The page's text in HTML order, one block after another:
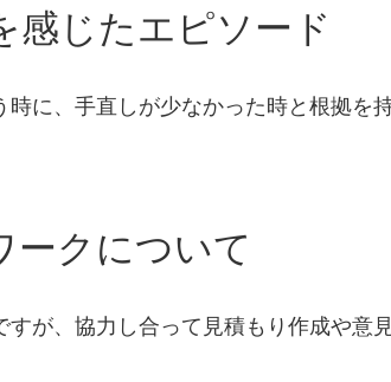
感じたエピソード
に、手直しが少なかった時と根拠を
ークについて
が、協力し合って見積もり作成や